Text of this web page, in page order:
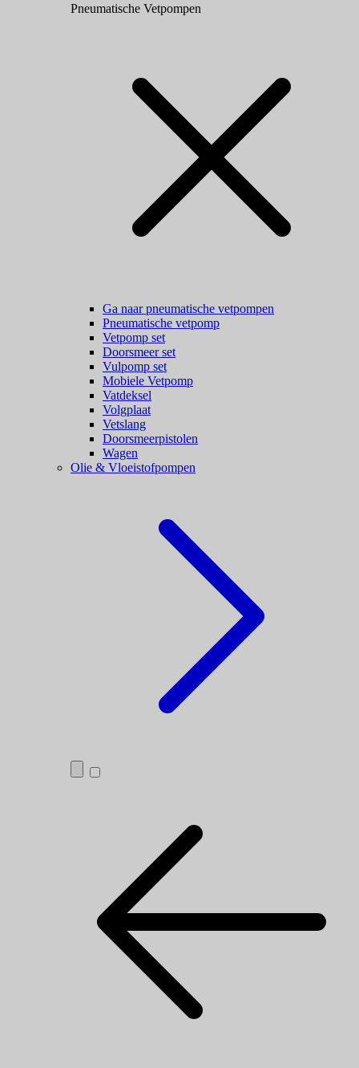
Pneumatische Vetpompen
Ga naar pneumatische vetpompen
Pneumatische vetpomp
Vetpomp set
Doorsmeer set
Vulpomp set
Mobiele Vetpomp
Vatdeksel
Volgplaat
Vetslang
Doorsmeerpistolen
Wagen
Olie & Vloeistofpompen